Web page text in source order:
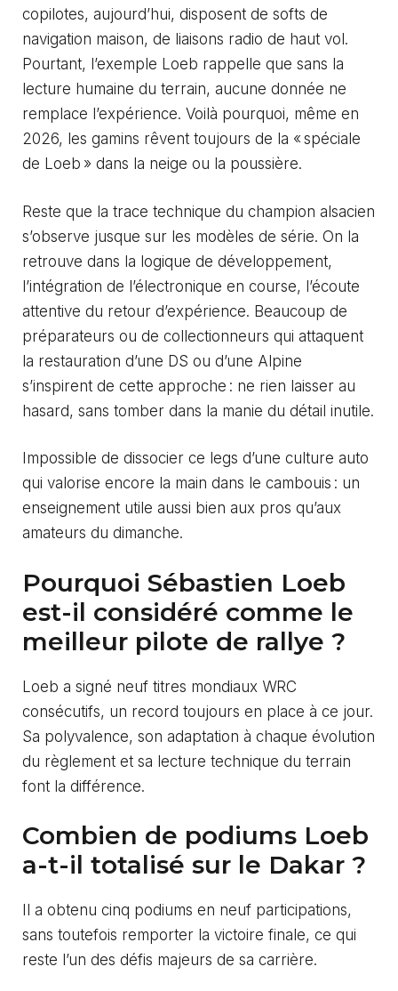
copilotes, aujourd’hui, disposent de softs de
navigation maison, de liaisons radio de haut vol.
Pourtant, l’exemple Loeb rappelle que sans la
lecture humaine du terrain, aucune donnée ne
remplace l’expérience. Voilà pourquoi, même en
2026, les gamins rêvent toujours de la « spéciale
de Loeb » dans la neige ou la poussière.
Reste que la trace technique du champion alsacien
s’observe jusque sur les modèles de série. On la
retrouve dans la logique de développement,
l’intégration de l’électronique en course, l’écoute
attentive du retour d’expérience. Beaucoup de
préparateurs ou de collectionneurs qui attaquent
la restauration d’une DS ou d’une Alpine
s’inspirent de cette approche : ne rien laisser au
hasard, sans tomber dans la manie du détail inutile.
Impossible de dissocier ce legs d’une culture auto
qui valorise encore la main dans le cambouis : un
enseignement utile aussi bien aux pros qu’aux
amateurs du dimanche.
Pourquoi Sébastien Loeb
est-il considéré comme le
meilleur pilote de rallye ?
Loeb a signé neuf titres mondiaux WRC
consécutifs, un record toujours en place à ce jour.
Sa polyvalence, son adaptation à chaque évolution
du règlement et sa lecture technique du terrain
font la différence.
Combien de podiums Loeb
a-t-il totalisé sur le Dakar ?
Il a obtenu cinq podiums en neuf participations,
sans toutefois remporter la victoire finale, ce qui
reste l’un des défis majeurs de sa carrière.